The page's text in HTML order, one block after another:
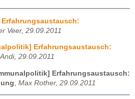
Veer, 29.09.2011
Erfahrungsaustausch:
Andi, 29.09.2011
Erfahrungsaustausch:
Max Rother, 29.09.2011